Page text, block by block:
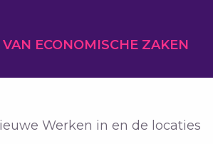
ECONOMISCHE ZAKEN
Werken in en de locaties